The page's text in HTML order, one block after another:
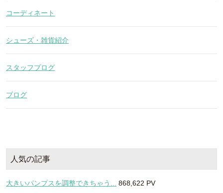
コーディネート
シューズ・雑貨紹介
スタッフブログ
ブログ
人気の記事
大きいパンプスを調整できちゃう... 868,622 PV